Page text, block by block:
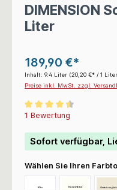
DIMENSION
Liter
189,90 €*
Inhalt: 9.4 Liter (20,20 €* / 1
Preise inkl. MwSt. zzgl.
Durchschnittliche
1 Bewertung
Sofort verfügbar,
Wählen Sie Ihren